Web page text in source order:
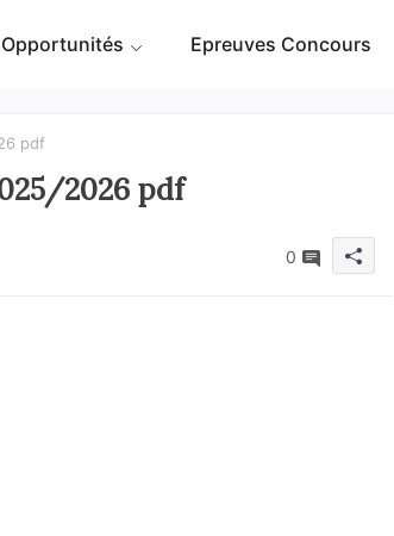
Opportunités Epreuves Concours
pdf
2026 pdf
0